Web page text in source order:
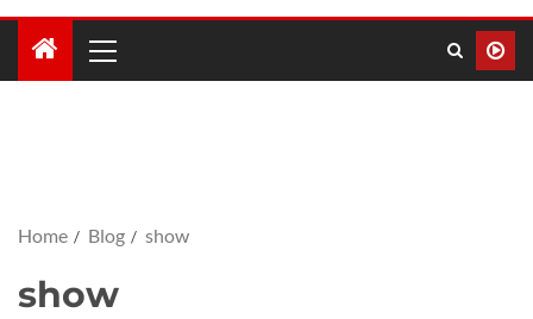
Home Blog show
show